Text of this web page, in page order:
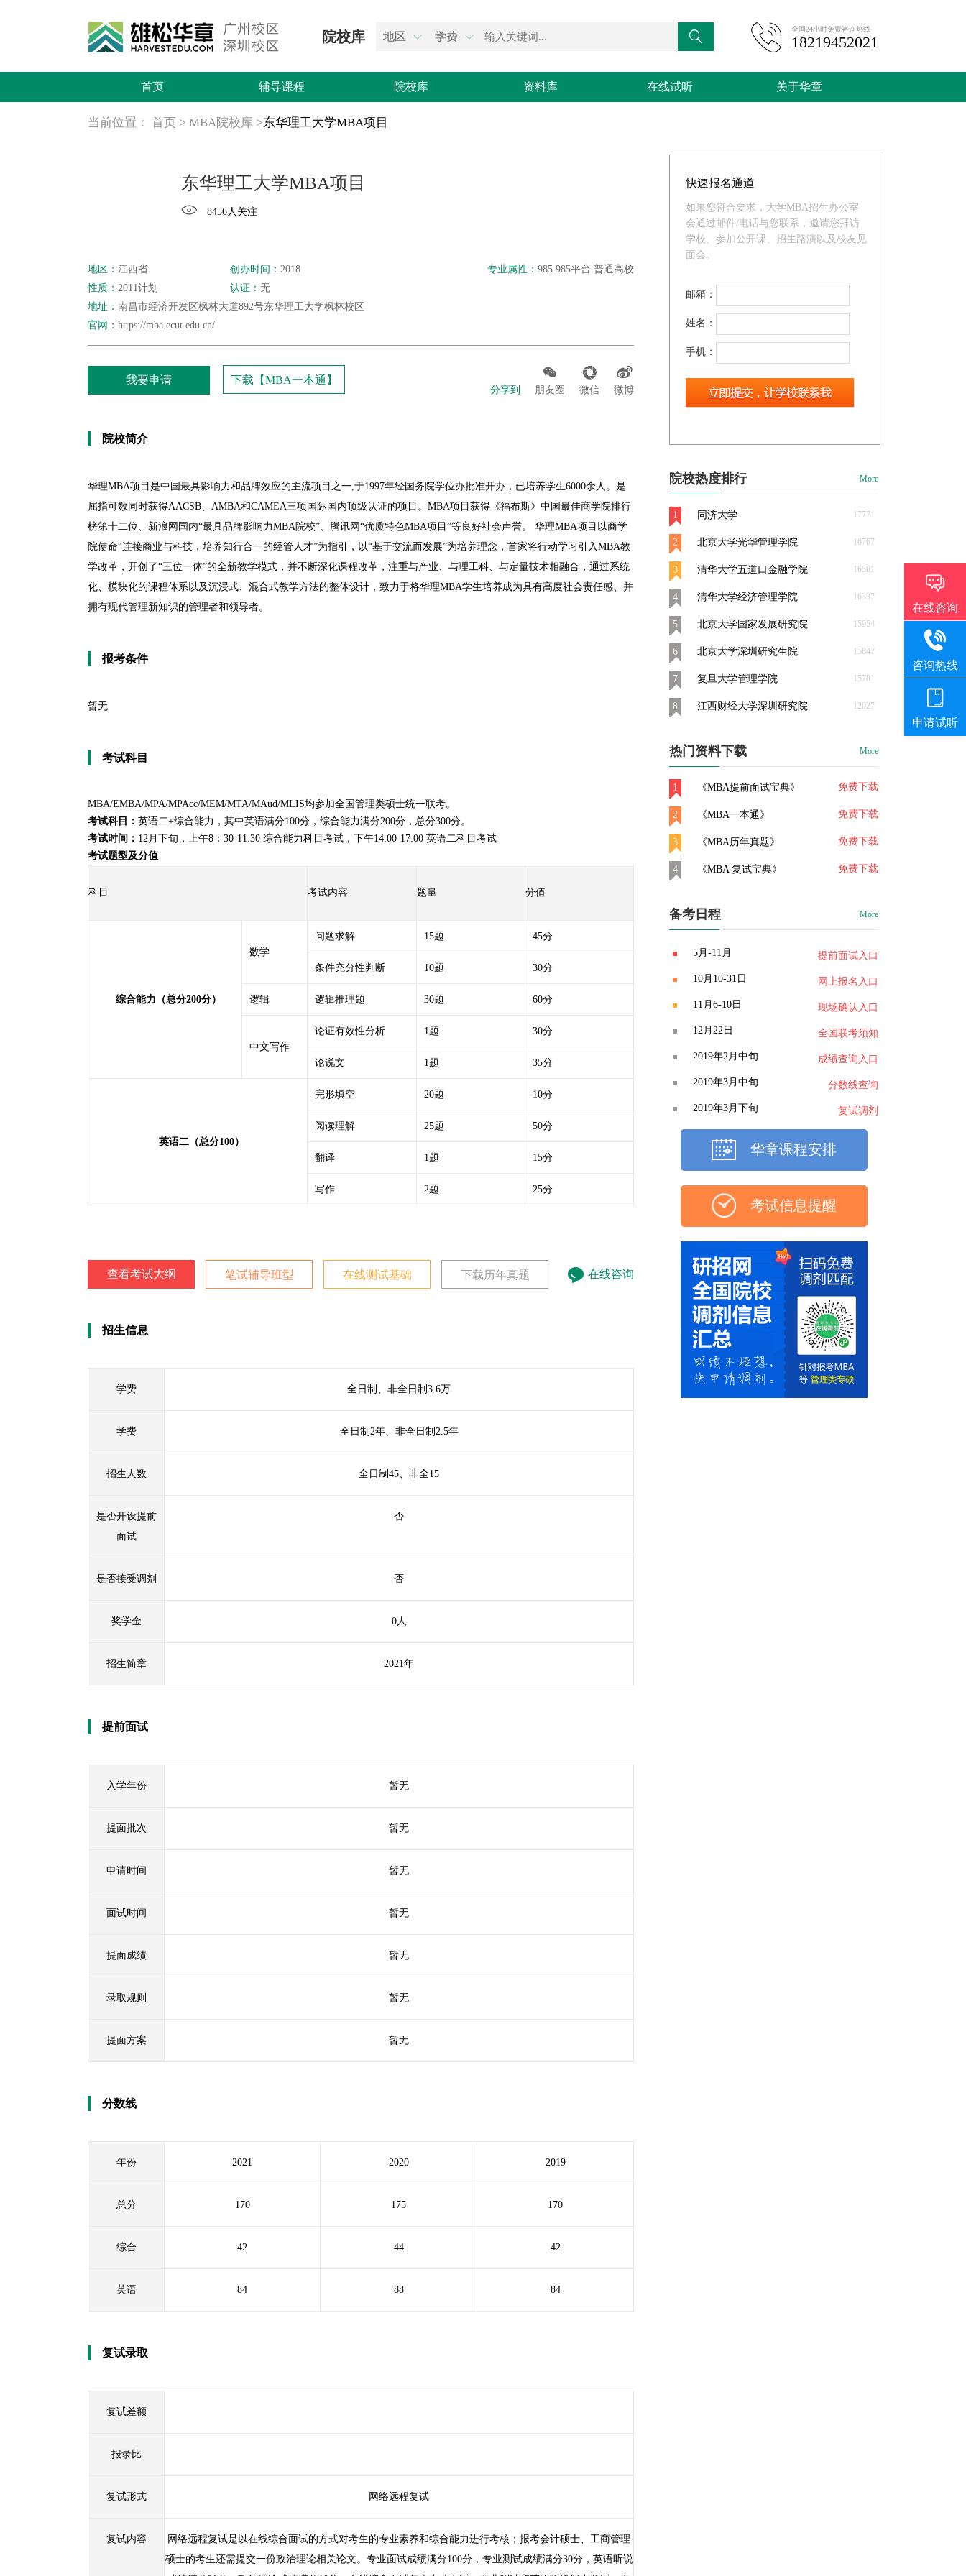
院校库 地区  学费   全国24小时免费咨询热线
18219452021
首页 辅导课程 院校库 资料库 在线试听 关于华章
当前位置： 首页 > MBA院校库 >东华理工大学MBA项目
东华理工大学MBA项目
8456人关注
地区： 江西省
性质： 2011计划
专业属性： 985 985平台 普通高校
创办时间： 2018
认证： 无
地址： 南昌市经济开发区枫林大道892号东华理工大学枫林校区
官网： https://mba.ecut.edu.cn/
我要申请 下载【MBA一本通】
分享到

朋友圈

微信

微博
院校简介
华理MBA项目是中国最具影响力和品牌效应的主流项目之一,于1997年经国务院学位办批准开办，已培养学生6000余人。是
屈指可数同时获得AACSB、AMBA和CAMEA三项国际国内顶级认证的项目。MBA项目获得《福布斯》中国最佳商学院排行
榜第十二位、新浪网国内“最具品牌影响力MBA院校”、腾讯网“优质特色MBA项目”等良好社会声誉。 华理MBA项目以商学
院使命“连接商业与科技，培养知行合一的经管人才”为指引，以“基于交流而发展”为培养理念，首家将行动学习引入MBA教
学改革，开创了“三位一体”的全新教学模式，并不断深化课程改革，注重与产业、与理工科、与定量技术相融合，通过系统
化、模块化的课程体系以及沉浸式、混合式教学方法的整体设计，致力于将华理MBA学生培养成为具有高度社会责任感、并
拥有现代管理新知识的管理者和领导者。
报考条件
暂无
考试科目
MBA/EMBA/MPA/MPAcc/MEM/MTA/MAud/MLIS均参加全国管理类硕士统一联考。
考试科目 ： 英语二+综合能力，其中英语满分100分，综合能力满分200分，总分300分。
考试时间 ： 12月下旬，上午8：30-11:30 综合能力科目考试，下午14:00-17:00 英语二科目考试
考试题型及分值
科目 考试内容 题量 分值
综合能力（总分200分）
数学
问题求解 15题 45分
条件充分性判断 10题 30分
逻辑 逻辑推理题 30题 60分
中文写作
论证有效性分析 1题 30分
论说文 1题 35分
英语二（总分100）
完形填空 20题 10分
阅读理解 25题 50分
翻译 1题 15分
写作 2题 25分
查看考试大纲 笔试辅导班型 在线测试基础 下载历年真题 在线咨询
招生信息
学费 全日制、非全日制3.6万
学费 全日制2年、非全日制2.5年
招生人数 全日制45、非全15
是否开设提前
面试
否
是否接受调剂 否
奖学金 0人
招生简章 2021年
提前面试
入学年份 暂无
提面批次 暂无
申请时间 暂无
面试时间 暂无
提面成绩 暂无
录取规则 暂无
提面方案 暂无
分数线
年份 2021 2020 2019
总分 170 175 170
综合 42 44 42
英语 84 88 84
复试录取
复试差额
报录比
复试形式 网络远程复试
复试内容
网络远程复试是以在线综合面试的方式对考生的专业素养和综合能力进行考核；报考会计硕士、工商管理
硕士的考生还需提交一份政治理论相关论文。专业面试成绩满分100分，专业测试成绩满分30分，英语听说
快速报名通道
如果您符合要求，大学MBA招生办公室
会通过邮件/电话与您联系，邀请您拜访
学校、参加公开课、招生路演以及校友见
面会。
邮箱：
姓名：
手机：
院校热度排行 More
1 同济大学 17771
2 北京大学光华管理学院 16767
3 清华大学五道口金融学院 16561
4 清华大学经济管理学院 16337
5 北京大学国家发展研究院 15954
6 北京大学深圳研究生院 15847
7 复旦大学管理学院 15781
8 江西财经大学深圳研究院 12027
热门资料下载 More
1 《MBA提前面试宝典》 免费下载
2 《MBA一本通》 免费下载
3 《MBA历年真题》 免费下载
4 《MBA 复试宝典》 免费下载
备考日程 More
5月-11月 提前面试入口
10月10-31日 网上报名入口
11月6-10日 现场确认入口
12月22日 全国联考须知
2019年2月中旬 成绩查询入口
2019年3月中旬 分数线查询
2019年3月下旬 复试调剂
华章课程安排
考试信息提醒